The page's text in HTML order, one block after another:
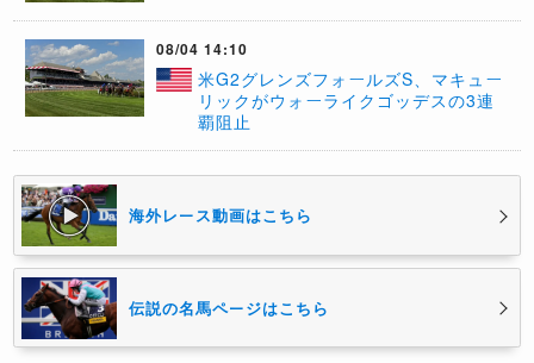
08/04 14:10
米G2グレンズフォールズS、マキュー
リックがウォーライクゴッデスの3連
覇阻止
海外レース動画はこちら
伝説の名馬ページはこちら